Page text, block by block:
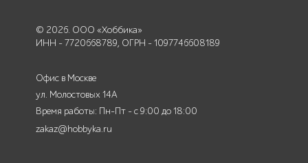
© 2026. ООО «Хоббика»
ИНН - 7720668789, ОГРН - 1097746608189
Офис в Москве
ул. Молостовых 14А
Время работы: Пн-Пт - с 9:00 до 18:00
zakaz@hobbyka.ru